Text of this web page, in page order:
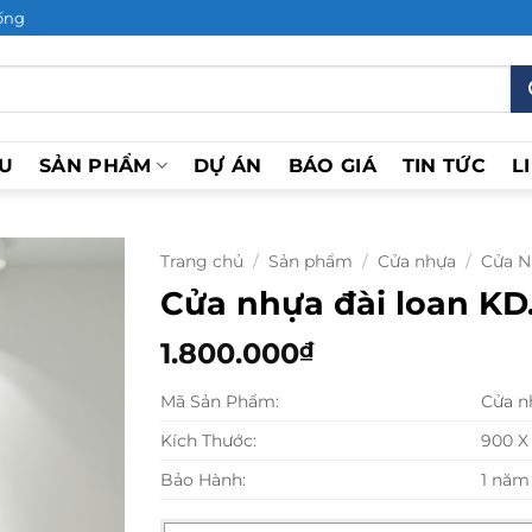
SẢN PHẨM DỰ ÁN BÁO GIÁ TIN TỨC
Trang chủ / Sản phẩm / Cửa nhựa / Cửa
Cửa nhựa đài loan
1.800.000₫
Mã Sản Phẩm:
Cửa
Kích Thước:
900
Bảo Hành:
1 năm